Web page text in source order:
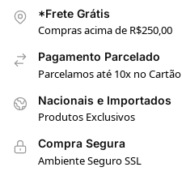
*Frete Grátis
Compras acima de R$250,00
Pagamento Parcelado
Parcelamos até 10x no Cartão
Nacionais e Importados
Produtos Exclusivos
Compra Segura
Ambiente Seguro SSL